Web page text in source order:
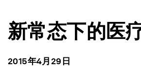
新常态下的医
2015年4月29日